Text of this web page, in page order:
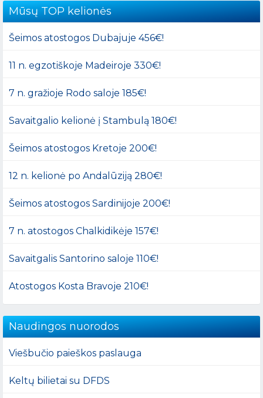
Mūsų TOP kelionės
Šeimos atostogos Dubajuje 456€!
11 n. egzotiškoje Madeiroje 330€!
7 n. gražioje Rodo saloje 185€!
Savaitgalio kelionė į Stambulą 180€!
Šeimos atostogos Kretoje 200€!
12 n. kelionė po Andalūziją 280€!
Šeimos atostogos Sardinijoje 200€!
7 n. atostogos Chalkidikėje 157€!
Savaitgalis Santorino saloje 110€!
Atostogos Kosta Bravoje 210€!
Naudingos nuorodos
Viešbučio paieškos paslauga
Keltų bilietai su DFDS